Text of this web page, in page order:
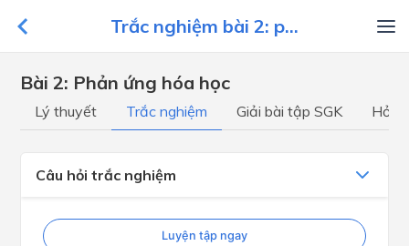
Trắc nghiệm bài 2: p...
Bài 2: Phản ứng hóa học
Lý thuyết Trắc nghiệm Giải bài tập SGK Hỏi
Câu hỏi trắc nghiệm
Luyện tập ngay